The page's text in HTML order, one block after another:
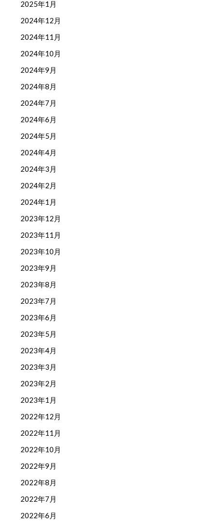
2025年1月
2024年12月
2024年11月
2024年10月
2024年9月
2024年8月
2024年7月
2024年6月
2024年5月
2024年4月
2024年3月
2024年2月
2024年1月
2023年12月
2023年11月
2023年10月
2023年9月
2023年8月
2023年7月
2023年6月
2023年5月
2023年4月
2023年3月
2023年2月
2023年1月
2022年12月
2022年11月
2022年10月
2022年9月
2022年8月
2022年7月
2022年6月